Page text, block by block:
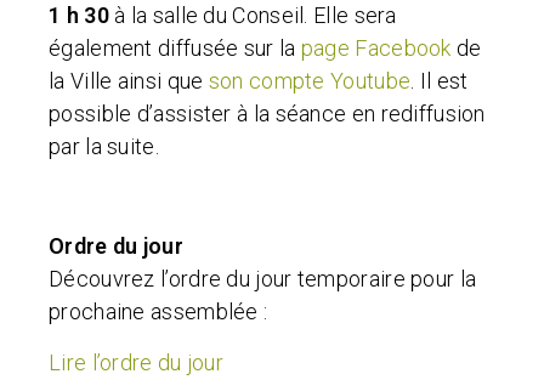
1 h 30à la salle du Conseil. Elle sera
également diffusée sur la page Facebook de
la Ville ainsi que son compte Youtube Il est
possible d’assister à la séance en rediffusion
par la suite.
Ordre du jour
Découvrez l’ordre du jour temporaire pour la
prochaine assemblée :
Lire l’ordre du jour